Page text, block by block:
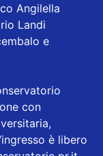
Angilella
Landi
e
con
è libero